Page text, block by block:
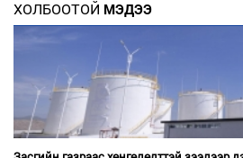
ХОЛБООТОЙ МЭДЭЭ